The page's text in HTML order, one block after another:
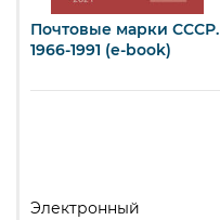
Почтовые марки СССР.
1966-1991 (e-book)
Электронный